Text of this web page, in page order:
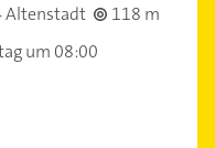
Altenstadt
118 m
um 08:00